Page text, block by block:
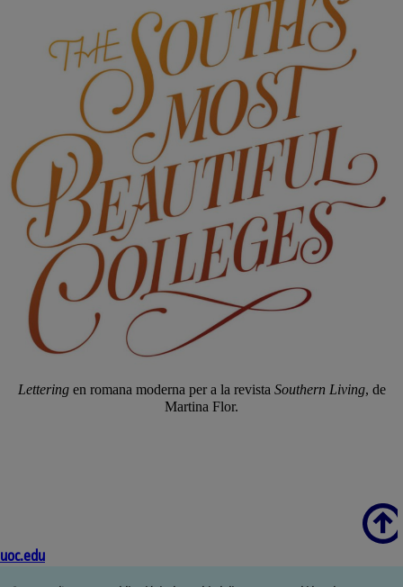
Letteringen romana moderna per a la revista Southern Living, de
Martina Flor.
Scroll
uoc.edu